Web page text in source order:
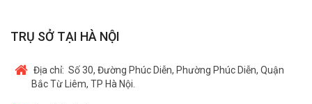
TRỤ SỞ TẠI HÀ NỘI
Địa chỉ: Số 30, Đường Phúc Diễn, Phường Phúc Diễn, Quận
Bắc Từ Liêm, TP Hà Nội.